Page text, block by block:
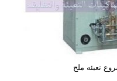
تعبئه ملح